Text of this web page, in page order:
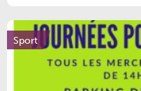
Sport